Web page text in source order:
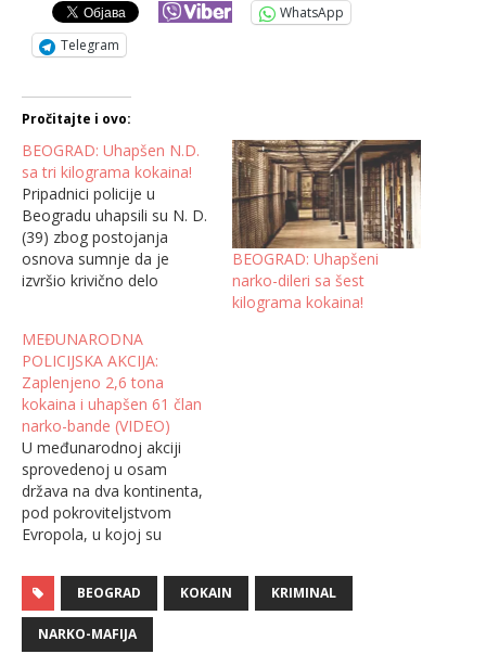
WhatsApp
Telegram
Pročitajte i ovo:
BEOGRAD: Uhapšen N.D.
sa tri kilograma kokaina!
Pripadnici policije u
Beogradu uhapsili su N. D.
(39) zbog postojanja
osnova sumnje da je
izvršio krivično delo
opojnih droga.Policija je
na parkingu u Surčinu u
kombiju marke "reno", koji
koristi osumnjičeni, u
tovarnom delu pronašla i
zaplenila oko tri kilograma
kokaina i kilogram…
BEOGRAD: Uhapšeni
narko-dileri sa šest
kilograma kokaina!
MEĐUNARODNA
POLICIJSKA AKCIJA:
Zaplenjeno 2,6 tona
kokaina i uhapšen 61 član
narko-bande (VIDEO)
U međunarodnoj akciji
sprovedenoj u osam
država na dva kontinenta,
pod pokroviteljstvom
Evropola, u kojoj su
pripadnici Ministarstva
unutrašnjih poslova,
Uprave kriminalističke
policije, kao i Tužilaštvo za
BEOGRAD KOKAIN KRIMINAL
NARKO-MAFIJA